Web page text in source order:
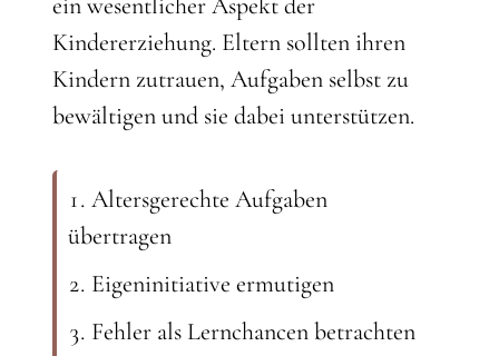
ein wesentlicher Aspekt der
Kindererziehung. Eltern sollten ihren
Kindern zutrauen, Aufgaben selbst zu
bewältigen und sie dabei unterstützen.
Altersgerechte Aufgaben
übertragen
Eigeninitiative ermutigen
Fehler als Lernchancen betrachten